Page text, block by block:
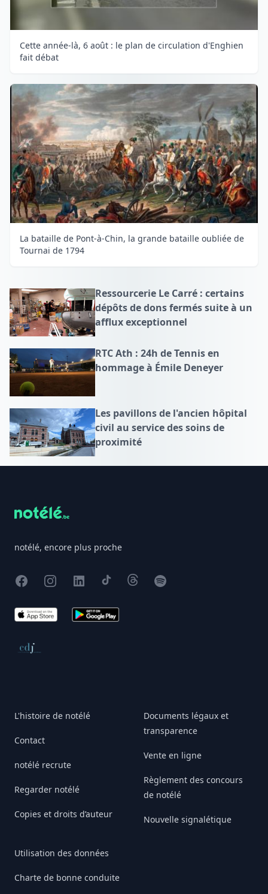
Cette année-là, 6 août : le plan de circulation d'Enghien
fait débat
La bataille de Pont-à-Chin, la grande bataille oubliée de
Tournai de 1794
Ressourcerie Le Carré : certains
dépôts de dons fermés suite à un
afflux exceptionnel
RTC Ath : 24h de Tennis en
hommage à Émile Deneyer
Les pavillons de l'ancien hôpital
civil au service des soins de
proximité
notélé, encore plus proche
FacebookInstagram
X TikTokThreadsSpotify
App Store Google Play
Conseil de déontologie journalistique
L'histoire de notélé
Contact
notélé recrute
Regarder notélé
Copies et droits d’auteur
Utilisation des données
Charte de bonne conduite
Documents légaux et
transparence
Vente en ligne
Règlement des concours
de notélé
Nouvelle signalétique